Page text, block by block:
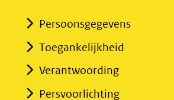
Persoonsgegevens
Toegankelijkheid
Verantwoording
Persvoorlichting